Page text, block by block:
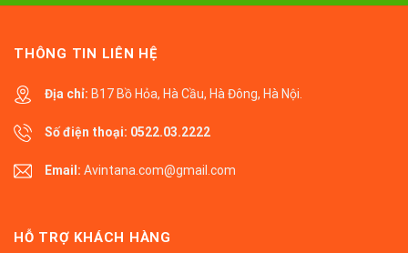
THÔNG TIN LIÊN HỆ
Địa chỉ: B17 Bồ Hỏa, Hà Cầu, Hà Đông, Hà Nội.
Số điện thoại: 0522.03.2222
Email: Avintana.com@gmail.com
HỖ TRỢ KHÁCH HÀNG